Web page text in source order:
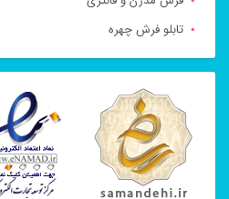
تابلو فرش چهره